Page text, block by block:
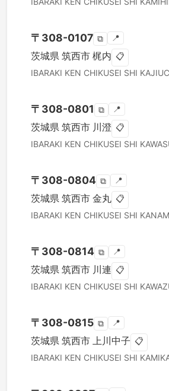
〒 308-0107 ⧉ 📍
茨城県 筑西市 梶内 📋
IBARAKI KEN CHIKUSEI SHI
〒 308-0801 ⧉ 📍
茨城県 筑西市 川澄 📋
IBARAKI KEN CHIKUSEI SHI
〒 308-0804 ⧉ 📍
茨城県 筑西市 金丸 📋
IBARAKI KEN CHIKUSEI SHI
〒 308-0814 ⧉ 📍
茨城県 筑西市 川連 📋
IBARAKI KEN CHIKUSEI SHI
〒 308-0815 ⧉ 📍
茨城県 筑西市 上川中子 📋
IBARAKI KEN CHIKUSEI SHI